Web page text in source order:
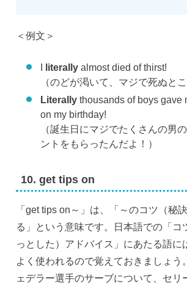
＜例文＞
I literally almost died of thirst!
（のどが渇いて、マジで死ぬと
Literally thousands of boys gave
on my birthday!
（誕生日にマジでたくさんの男
ントをもらったんだよ！）
10. get tips on
「get tips on～」は、「～のコツ（秘
る」という意味です。日本語での「コ
っとした）アドバイス」にあたる語に
よく使われるので覚えておきましょう
ェデラー選手のサーブについて、セリ